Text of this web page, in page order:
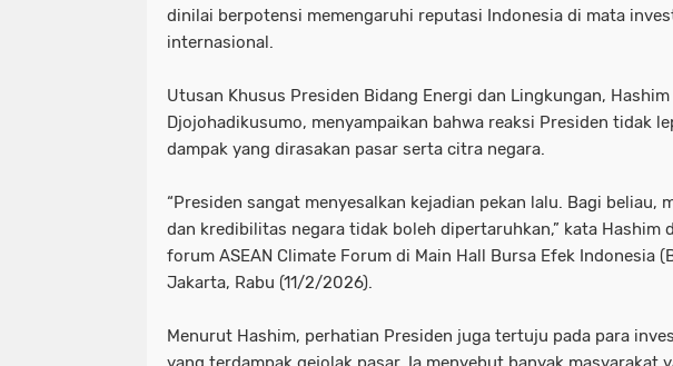
dinilai berpotensi memengaruhi reputasi Indonesia di mata
internasional.
Utusan Khusus Presiden Bidang Energi dan Lingkungan, Hashim
Djojohadikusumo, menyampaikan bahwa reaksi Presiden tidak
dampak yang dirasakan pasar serta citra negara.
“Presiden sangat menyesalkan kejadian pekan lalu. Bagi beliau,
dan kredibilitas negara tidak boleh dipertaruhkan,” kata Hashim
forum ASEAN Climate Forum di Main Hall Bursa Efek Indonesia
Jakarta, Rabu (11/2/2026).
Menurut Hashim, perhatian Presiden juga tertuju pada para